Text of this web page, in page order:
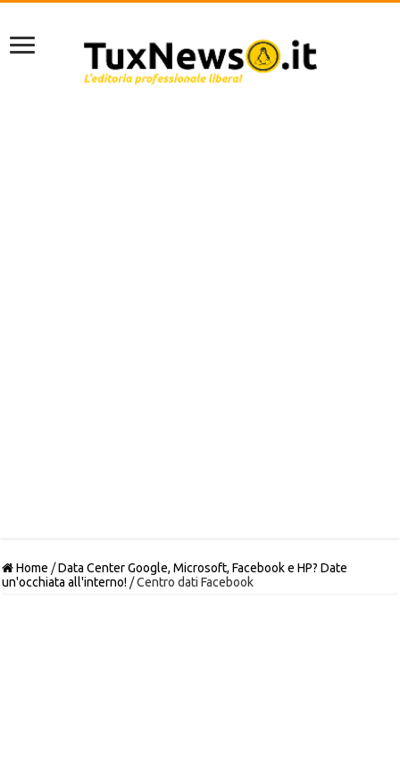
Home /Data Center Google, Microsoft, Facebook e HP? Date
un'occhiata all'interno! /Centro dati Facebook